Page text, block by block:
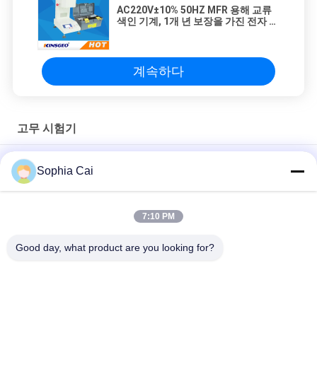
AC220V±10% 50HZ MFR 용해 교류
색인 기계, 1개 년 보장을 가진 전자 용
계속하다
고무 시험기
무니 점성 시험기, 80KG 고무 시험 장비
25 밀리미터 필링 힘 매뉴얼 시료 절단기, L410mm 고무 인장 시험
Sophia Cai
7:10 PM
Good day, what product are you looking for?